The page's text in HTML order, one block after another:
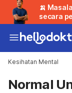
🍌
secara
Kesihatan Mental
Normal